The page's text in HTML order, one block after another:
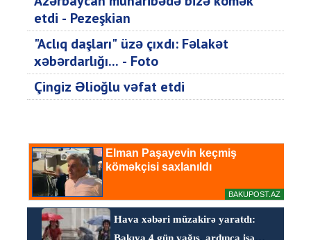
etdi - Pezeşkian
"Aclıq daşları" üzə çıxdı: Fəlakət
xəbərdarlığı... - Foto
Çingiz Əlioğlu vəfat etdi